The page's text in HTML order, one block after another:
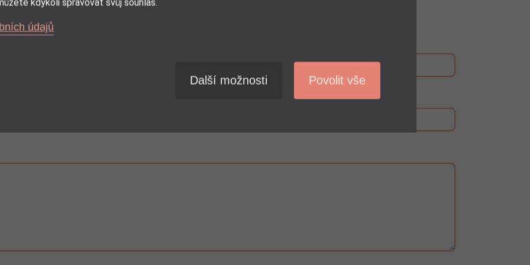
kdykoli spravovat svůj souhlas.
údajů
Další možnosti Povolit vše